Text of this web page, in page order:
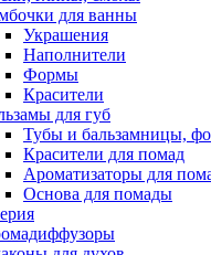
для ванны
Украшения
Наполнители
Формы
Красители
для губ
Тубы и бальзамницы,
Красители для помад
Ароматизаторы для
Основа для помады